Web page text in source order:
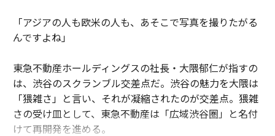
「アジアの人も欧米の人も、あそこで写真を撮りたがる
んですよね」
東急不動産ホールディングスの社長・大隈郁仁が指すの
は、渋谷のスクランブル交差点だ。渋谷の魅力を大隈は
「猥雑さ」と言い、それが凝縮されたのが交差点。猥雑
さの受け皿として、東急不動産は「広域渋谷圏」と名付
けて再開発を進める。